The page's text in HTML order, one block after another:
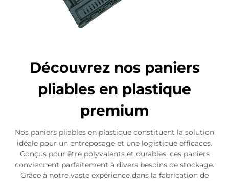
Découvrez nos paniers
pliables en plastique
premium
Nos paniers pliables en plastique constituent la solution
idéale pour un entreposage et une logistique efficaces.
Conçus pour être polyvalents et durables, ces paniers
conviennent parfaitement à divers besoins de stockage.
Grâce à notre vaste expérience dans la fabrication de